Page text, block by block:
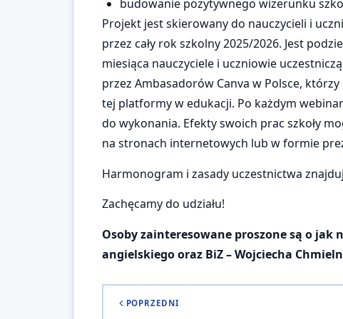
budowanie pozytywnego wizerunku
Projekt jest skierowany do nauczycieli i
przez cały rok szkolny 2025/2026. Jest
miesiąca nauczyciele i uczniowie
przez Ambasadorów Canva w Polsce,
tej platformy w edukacji. Po każdym
do wykonania. Efekty swoich prac szkoły
na stronach internetowych lub w formie
Harmonogram i zasady uczestnictwa
Zachęcamy do udziału!
Osoby zainteresowane proszone są o jak
angielskiego oraz BiZ – Wojciecha
POPRZEDNI